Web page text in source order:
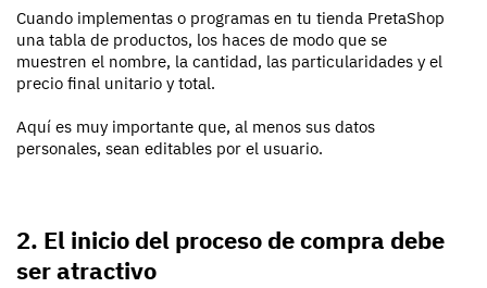
Cuando implementas o programas en tu tienda PretaShop
una tabla de productos, los haces de modo que se
muestren el nombre, la cantidad, las particularidades y el
precio final unitario y total.
Aquí es muy importante que, al menos sus datos
personales, sean editables por el usuario.
2. El inicio del proceso de compra debe
ser atractivo